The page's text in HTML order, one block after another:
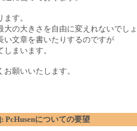
す。
大の大きさを自由に変えれないでし
い文章を書いたりするのですが
まいます。
お願いいたします。
PcHusenについての要望